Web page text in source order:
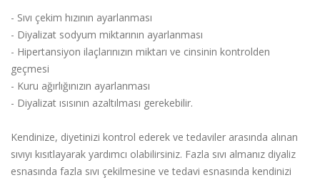
- Sıvı çekim hızının ayarlanması
- Diyalizat sodyum miktarının ayarlanması
- Hipertansiyon ilaçlarınızın miktarı ve cinsinin kontrolden
geçmesi
- Kuru ağırlığınızın ayarlanması
- Diyalizat ısısının azaltılması gerekebilir.
Kendinize, diyetinizi kontrol ederek ve tedaviler arasında alınan
sıvıyı kısıtlayarak yardımcı olabilirsiniz. Fazla sıvı almanız diyaliz
esnasında fazla sıvı çekilmesine ve tedavi esnasında kendinizi